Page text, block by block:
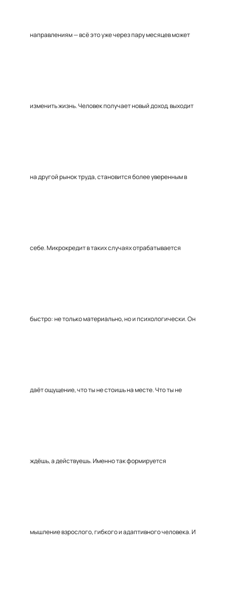
направлениям — всё это уже через пару месяцев может
изменить жизнь. Человек получает новый доход, выходит
на другой рынок труда, становится более уверенным в
себе. Микрокредит в таких случаях отрабатывается
быстро: не только материально, но и психологически. Он
даёт ощущение, что ты не стоишь на месте. Что ты не
ждёшь, а действуешь. Именно так формируется
мышление взрослого, гибкого и адаптивного человека. И